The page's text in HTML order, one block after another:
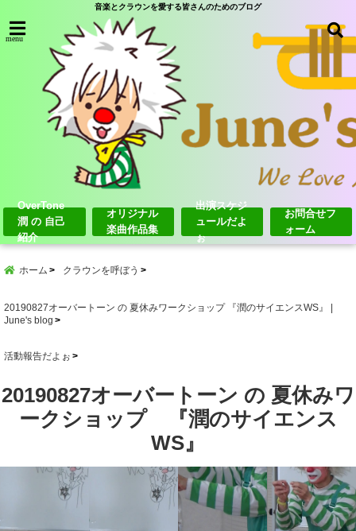
音楽とクラウンを愛する皆さんのためのブログ
menu
OverTone
潤 の 自己
紹介
オリジナル
楽曲作品集
出演スケジ
ュールだよ
ぉ
お問合せフ
ォーム
ホーム クラウンを呼ぼう
20190827オーバートーン の 夏休みワークショップ 『潤のサイエンスWS』 |
June's blog
活動報告だよぉ
20190827オーバートーン の 夏休みワ
ークショップ 『潤のサイエンス
WS』